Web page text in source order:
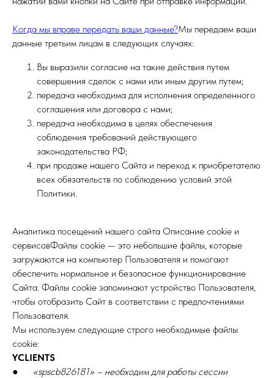
Когда мы вправе передать ваши данные?Мы передаем ваши
данные третьим лицам в следующих случаях:
Вы выразили согласие на такие действия путем
совершения сделок с нами или иным другим путем;
передача необходима для исполнения определенного
соглашения или договора с нами;
передача необходима в целях обеспечения
соблюдения требований действующего
законодательства РФ;
при продаже нашего Сайта и переход к приобретателю
всех обязательств по соблюдению условий этой
Политики.
Аналитика посещений нашего сайта Описание cookie и
сервисовФайлы cookie — это небольшие файлы, которые
загружаются на компьютер Пользователя и помогают
обеспечить нормальное и безопасное функционирование
Сайта. Файлы cookie запоминают устройство Пользователя,
чтобы отобразить Сайт в соответствии с предпочтениями
Пользователя.
Мы используем следующие строго необходимые файлы
cookie:
YCLIENTS
● «spscb826181» – необходим для работы сессии